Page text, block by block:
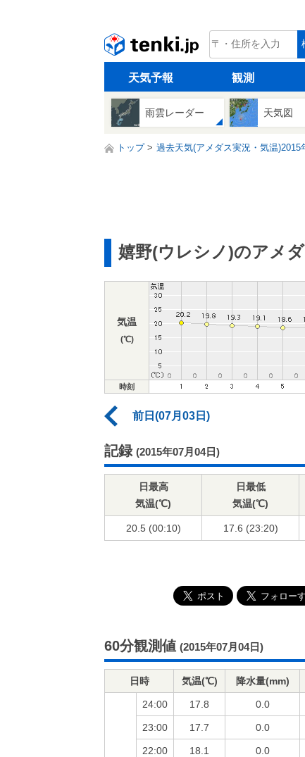
tenki.jp
天気予報 観測
雨雲レーダー 天気図
トップ 過去天気(アメダス実況・気温)2015
嬉野(ウレシノ)のアメ
気温
(℃)
時刻
前日(07月03日)
記録 (2015年07月04日)
日最高
気温(℃)
日最低
気温(℃)
20.5 (00:10) 17.6 (23:20)
60分観測値 (2015年07月04日)
日時 気温(℃) 降水量(mm)
24:00 17.8 0.0
23:00 17.7 0.0
22:00 18.1 0.0